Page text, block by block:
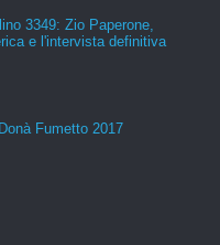
3349: Zio Paperone,
e l'intervista definitiva
Fumetto 2017